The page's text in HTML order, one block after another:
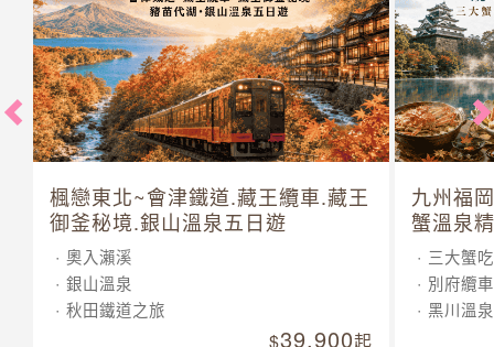
楓戀東北~會津鐵道.藏王纜車.藏王
御釜秘境.銀山溫泉五日遊
奧入瀨溪
銀山溫泉
秋田鐵道之旅
39,900起
九州福
蟹溫泉
三大蟹
別府纜車
黑川溫泉